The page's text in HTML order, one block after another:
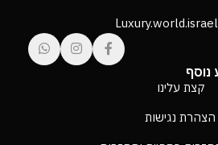
נוסף
קצת עלינו
הצהרת נגישות